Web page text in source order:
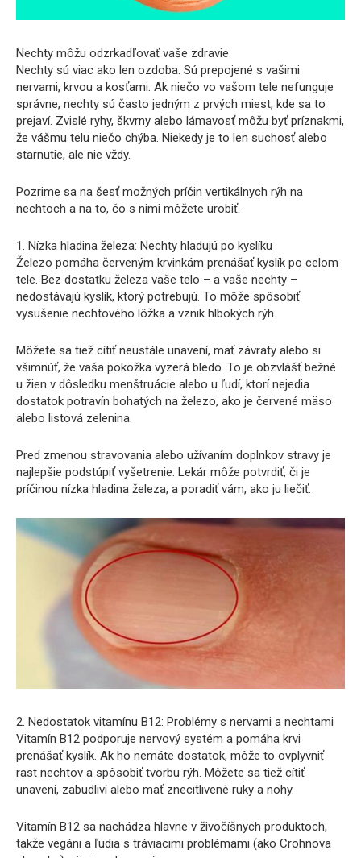
Nechty môžu odzrkadľovať vaše zdravie
Nechty sú viac ako len ozdoba. Sú prepojené s vašimi
nervami, krvou a kosťami. Ak niečo vo vašom tele nefunguje
správne, nechty sú často jedným z prvých miest, kde sa to
prejaví. Zvislé ryhy, škvrny alebo lámavosť môžu byť príznakmi,
že vášmu telu niečo chýba. Niekedy je to len suchosť alebo
starnutie, ale nie vždy.
Pozrime sa na šesť možných príčin vertikálnych rýh na
nechtoch a na to, čo s nimi môžete urobiť.
1. Nízka hladina železa: Nechty hladujú po kyslíku
Železo pomáha červeným krvinkám prenášať kyslík po celom
tele. Bez dostatku železa vaše telo – a vaše nechty –
nedostávajú kyslík, ktorý potrebujú. To môže spôsobiť
vysušenie nechtového lôžka a vznik hlbokých rýh.
Môžete sa tiež cítiť neustále unavení, mať závraty alebo si
všimnúť, že vaša pokožka vyzerá bledo. To je obzvlášť bežné
u žien v dôsledku menštruácie alebo u ľudí, ktorí nejedia
dostatok potravín bohatých na železo, ako je červené mäso
alebo listová zelenina.
Pred zmenou stravovania alebo užívaním doplnkov stravy je
najlepšie podstúpiť vyšetrenie. Lekár môže potvrdiť, či je
príčinou nízka hladina železa, a poradiť vám, ako ju liečiť.
2. Nedostatok vitamínu B12: Problémy s nervami a nechtami
Vitamín B12 podporuje nervový systém a pomáha krvi
prenášať kyslík. Ak ho nemáte dostatok, môže to ovplyvniť
rast nechtov a spôsobiť tvorbu rýh. Môžete sa tiež cítiť
unavení, zabudliví alebo mať znecitlivené ruky a nohy.
Vitamín B12 sa nachádza hlavne v živočíšnych produktoch,
takže vegáni a ľudia s tráviacimi problémami (ako Crohnova